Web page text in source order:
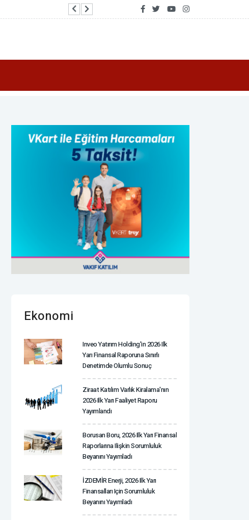
NASA: Williams'ın uzay görevi kanser tedavisi
Ekonomi
Inveo Yatırım Holding'in 2026 Ilk
Yarı Finansal Raporuna Sınırlı
Denetimde Olumlu Sonuç
Ziraat Katılım Varlık Kiralama'nın
2026 Ilk Yarı Faaliyet Raporu
Yayımlandı
Borusan Boru, 2026 Ilk Yarı Finansal
Raporlarına Ilişkin Sorumluluk
Beyanını Yayımladı
İZDEMİR Enerji, 2026 Ilk Yarı
Finansalları Için Sorumluluk
Beyanını Yayımladı